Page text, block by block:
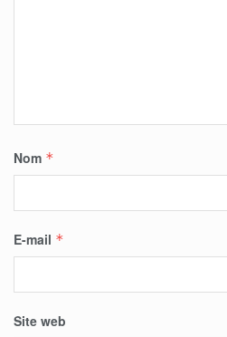
Nom *
E-mail *
Site web